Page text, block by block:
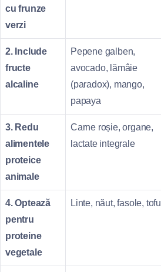
cu frunze
verzi
2. Include
fructe
alcaline
Pepene galben,
avocado, lămâie
(paradox), mango,
papaya
3. Redu
alimentele
proteice
animale
Carne roșie, organe,
lactate integrale
4. Optează
pentru
proteine
vegetale
Linte, năut, fasole, tofu